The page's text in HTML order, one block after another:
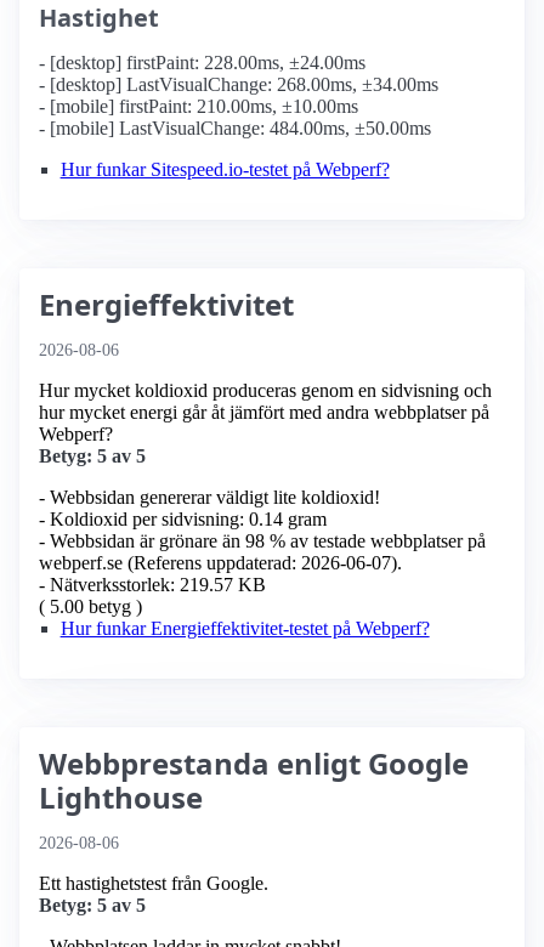
Hastighet
- [desktop] firstPaint: 228.00ms, ±24.00ms
- [desktop] LastVisualChange: 268.00ms, ±34.00ms
- [mobile] firstPaint: 210.00ms, ±10.00ms
- [mobile] LastVisualChange: 484.00ms, ±50.00ms
Hur funkar Sitespeed.io-testet på Webperf?
Energieffektivitet
2026-08-06
Hur mycket koldioxid produceras genom en sidvisning och
hur mycket energi går åt jämfört med andra webbplatser på
Webperf?
Betyg: 5 av 5
- Webbsidan genererar väldigt lite koldioxid!
- Koldioxid per sidvisning: 0.14 gram
- Webbsidan är grönare än 98 % av testade webbplatser på
webperf.se (Referens uppdaterad: 2026-06-07).
- Nätverksstorlek: 219.57 KB
( 5.00 betyg )
Hur funkar Energieffektivitet-testet på Webperf?
Webbprestanda enligt Google
Lighthouse
2026-08-06
Ett hastighetstest från Google.
Betyg: 5 av 5